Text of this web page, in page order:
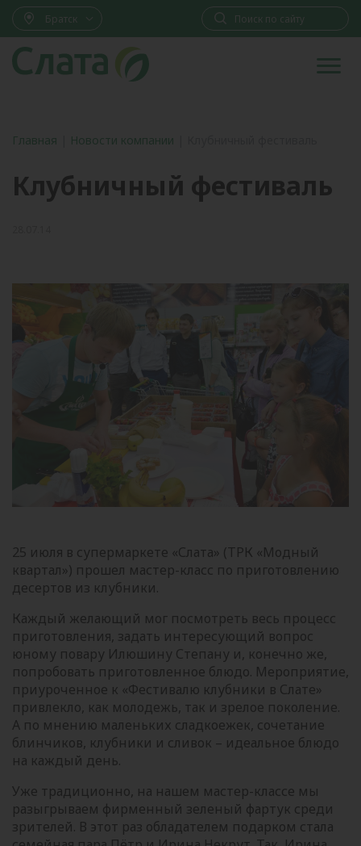
Братск
Главная Новости компании
Клубничный фестиваль
25 июля в супермаркете «Слата» (ТРК «Модный
квартал») прошел мастер-класс по приготовлению
десертов из клубники.
Каждый желающий мог посмотреть весь процесс
приготовления, задать интересующий вопрос
юному повару Илюшину Степану и, конечно же,
попробовать приготовленное блюдо. Мероприятие,
приуроченное к «Фестивалю клубники в Слате»
привлекло, как молодежь, так и зрелое поколение.
А по мнению маленьких сладкоежек, сочетание
блинчиков, клубники и сливок – идеальное блюдо
на каждый день.
Уже традиционно, на нашем мастер-классе мы
разыгрываем фирменный зеленый фартук среди
зрителей. В этот раз обладателем подарком стала